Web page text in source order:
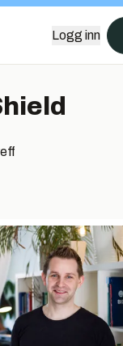
Logg inn